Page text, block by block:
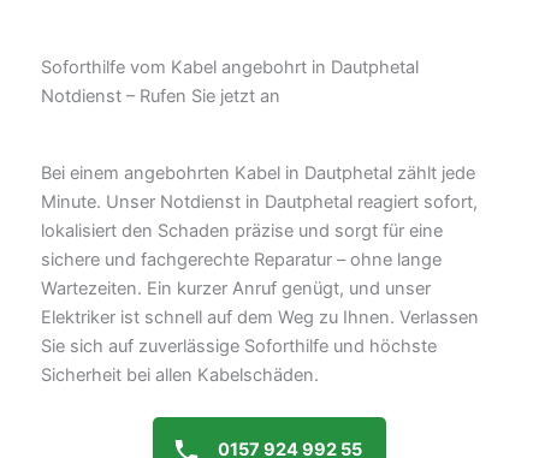
Soforthilfe vom Kabel angebohrt in Dautphetal
Notdienst – Rufen Sie jetzt an
Bei einem angebohrten Kabel in Dautphetal zählt jede
Minute. Unser Notdienst in Dautphetal reagiert sofort,
lokalisiert den Schaden präzise und sorgt für eine
sichere und fachgerechte Reparatur – ohne lange
Wartezeiten. Ein kurzer Anruf genügt, und unser
Elektriker ist schnell auf dem Weg zu Ihnen. Verlassen
Sie sich auf zuverlässige Soforthilfe und höchste
Sicherheit bei allen Kabelschäden.
0157 924 992 55